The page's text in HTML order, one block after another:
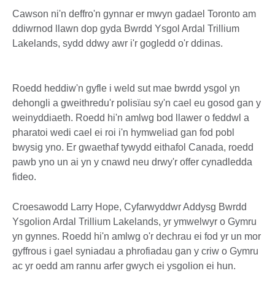
Cawson ni'n deffro'n gynnar er mwyn gadael Toronto am
ddiwrnod llawn dop gyda Bwrdd Ysgol Ardal Trillium
Lakelands, sydd ddwy awr i'r gogledd o'r ddinas.
Roedd heddiw'n gyfle i weld sut mae bwrdd ysgol yn
dehongli a gweithredu'r polisïau sy'n cael eu gosod gan y
weinyddiaeth. Roedd hi'n amlwg bod llawer o feddwl a
pharatoi wedi cael ei roi i'n hymweliad gan fod pobl
bwysig yno. Er gwaethaf tywydd eithafol Canada, roedd
pawb yno un ai yn y cnawd neu drwy'r offer cynadledda
fideo.
Croesawodd Larry Hope, Cyfarwyddwr Addysg Bwrdd
Ysgolion Ardal Trillium Lakelands, yr ymwelwyr o Gymru
yn gynnes. Roedd hi'n amlwg o'r dechrau ei fod yr un mor
gyffrous i gael syniadau a phrofiadau gan y criw o Gymru
ac yr oedd am rannu arfer gwych ei ysgolion ei hun.